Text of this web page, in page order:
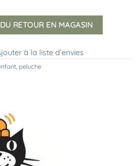
RETOUR EN MAGASIN
à la liste d’envies
peluche